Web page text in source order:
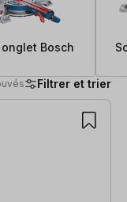
Bosch
Filtrer et trier